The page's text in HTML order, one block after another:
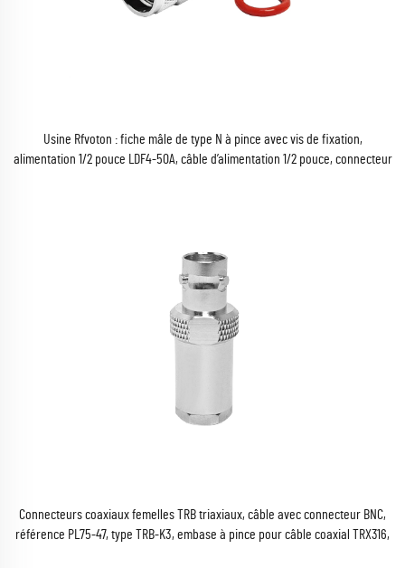
Usine Rfvoton : fiche mâle de type N à pince avec vis de fixation,
alimentation 1/2 pouce LDF4-50A, câble d’alimentation 1/2 pouce, connecteur
Connecteurs coaxiaux femelles TRB triaxiaux, câble avec connecteur BNC,
référence PL75-47, type TRB-K3, embase à pince pour câble coaxial TRX316,